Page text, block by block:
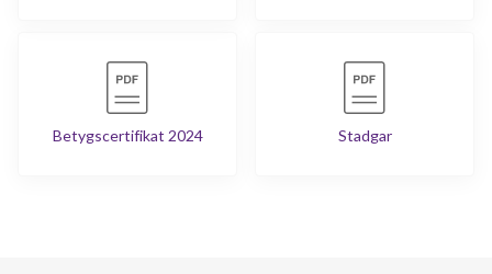
Betygscertifikat 2024 Stadgar